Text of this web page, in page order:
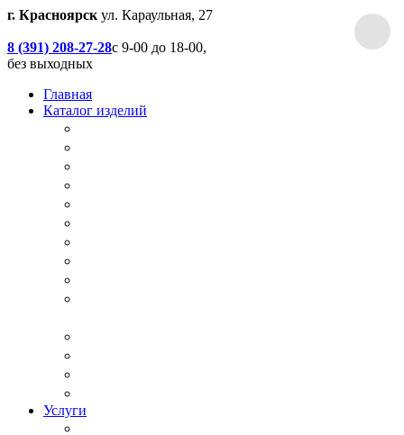
г. Красноярск ул. Караульная, 27
8 (391) 208-27-28с 9-00 до 18-00,
без выходных
Главная
Каталог изделий
Услуги